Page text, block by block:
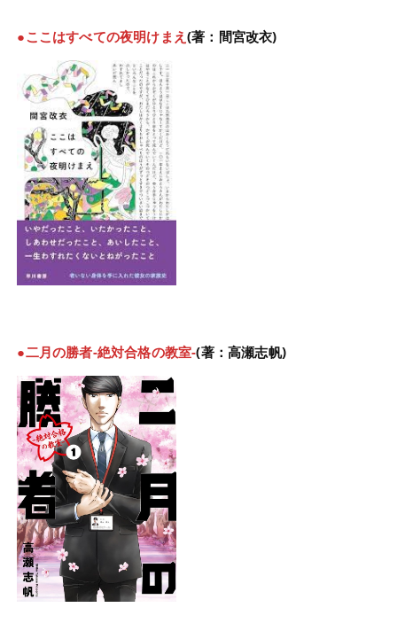
●ここはすべての夜明けまえ(著：間宮改衣)
●二月の勝者-絶対合格の教室-(著：高瀬志帆)